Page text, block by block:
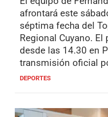
afrontará este
séptima fecha del
Regional Cuyano. El
desde las 14.30 en
transmisión oficial
DEPORTES